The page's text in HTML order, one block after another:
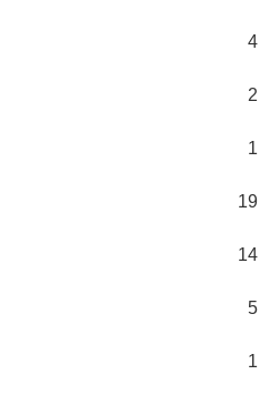
4
2
1
19
14
5
1